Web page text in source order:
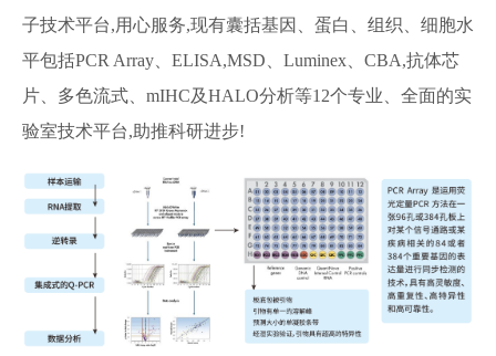
子技术平台,用心服务,现有囊括基因、蛋白、组织、细胞水
平包括PCR Array、ELISA,MSD、Luminex、CBA,抗体芯
片、多色流式、mIHC及HALO分析等12个专业、全面的实
验室技术平台,助推科研进步!